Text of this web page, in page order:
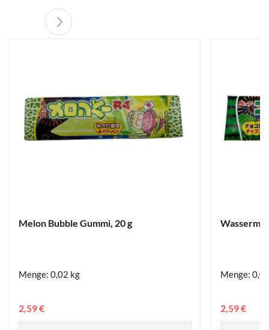
Melon Bubble Gummi, 20 g
Menge: 0,02 kg
2,59 €
Menge:
2,59 €